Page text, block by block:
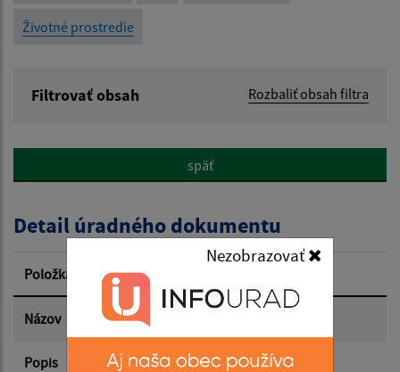
Nezobrazovať
Životné prostredie
Filtrovať obsah Rozbaliť obsah filtra
Popis:
Dátum zverejnenia od:
Dátum zverejnenia do:
späť
Detail úradného dokumentu
Položka Informácia
Názov Zápisnica z 24 zas OZ 2026
Popis Zápisnica